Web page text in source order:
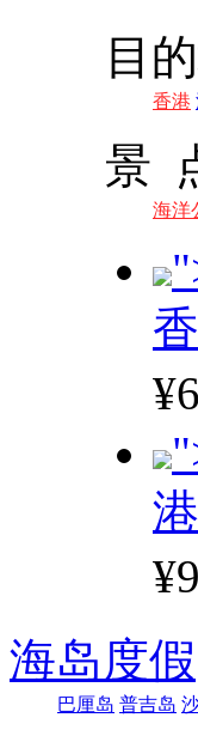
目
香港
景
海洋
海岛度假
巴厘岛 普吉岛